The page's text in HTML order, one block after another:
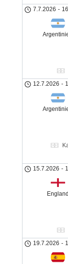
7.7.2026 -
12.7.2026 -
15.7.2026 -
England
19.7.2026 -